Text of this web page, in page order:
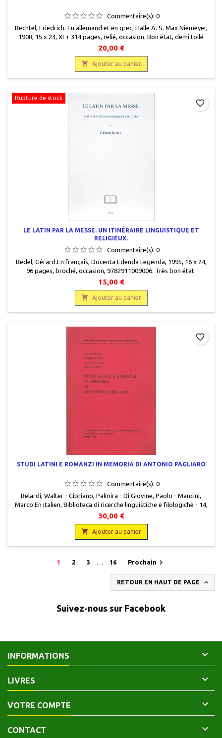
Commentaire(s): 0
Bechtel, Friedrich. En allemand et en grec, Halle A. S. Max Niemeyer,
1908, 15 x 23, XI + 314 pages, relié, occasion. Bon état, demi toilé
gris, plats cartonnés assortis.
20,00 €
 Ajouter au panier
Rupture de stock
LE LATIN PAR LA MESSE. UN ITINÉRAIRE LINGUISTIQUE ET
RELIGIEUX.
Commentaire(s): 0
Bedel, Gérard.En français, Docenta Edenda Legenda, 1995, 16 x 24,
96 pages, broché, occasion, 9782911009006. Très bon état.
15,00 €
 Ajouter au panier
favorite_border
STUDI LATINI E ROMANZI IN MEMORIA DI ANTONIO PAGLIARO
Commentaire(s): 0
Belardi, Walter - Cipriano, Palmira - Di Giovine, Paolo - Mancini,
Marco.En italien , Biblioteca di ricerche linguistiche e filologiche - 14 ,
Dipartimento di studi glottoantropologici universita' «La sapienza»
Roma, 1984 , 17 x 24 , XII + 351 pages, broché , occasion . Bon état
général. Dos avec léger accroc. Quelques annotations au crayon.
30,00 €
 Ajouter au panier
favorite_border
1 2 3 16 Prochain 
RETOUR EN HAUT DE PAGE 
Suivez-nous sur Facebook
INFORMATIONS 
LIVRES 
VOTRE COMPTE 
CONTACT 